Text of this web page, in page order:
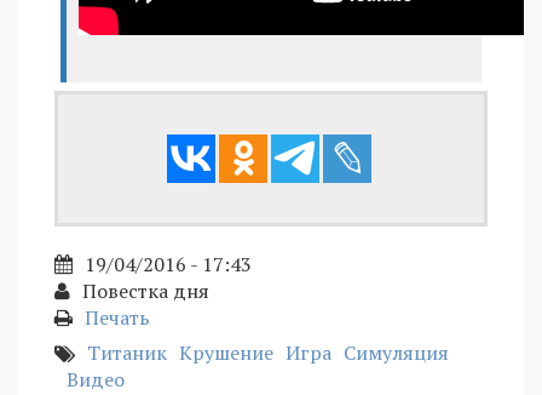
19/04/2016 - 17:43
Повестка дня
Печать
Титаник Крушение Игра Симуляция
Видео